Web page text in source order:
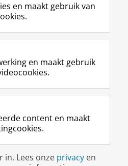
F
a
e
b
o
p
a
i
n
L
i
k
e
I
-
p
g
i
R
S
-
f
e
R
k
s
I
n
t
r
m
c
c
Y
o
T
e
k
a
a
Inloggen
en maakt gebruik van
en maakt gebruik
content en maakt
in. Lees onze privacy en